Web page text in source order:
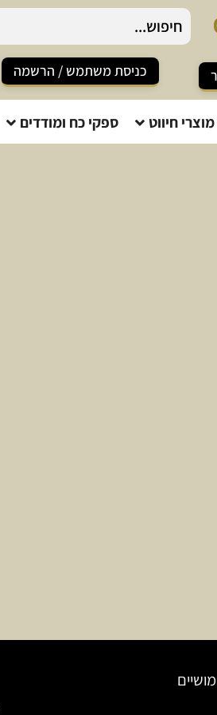
כניסת משתמש / הרשמה
מוצרי חיווט ספקי כח ומודדים